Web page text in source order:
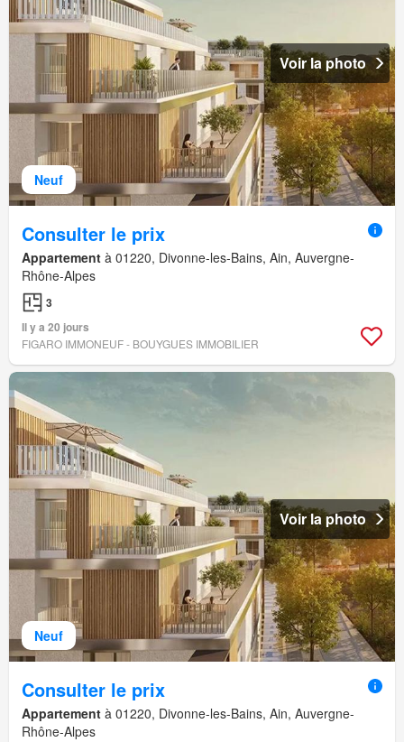
Neuf
Voir la photo
Consulter le prix
Appartement à 01220, Divonne-les-Bains, Ain, Auvergne-
Rhône-Alpes
3
Il y a 20 jours
FIGARO IMMONEUF - BOUYGUES IMMOBILIER
Neuf
Voir la photo
Consulter le prix
Appartement à 01220, Divonne-les-Bains, Ain, Auvergne-
Rhône-Alpes